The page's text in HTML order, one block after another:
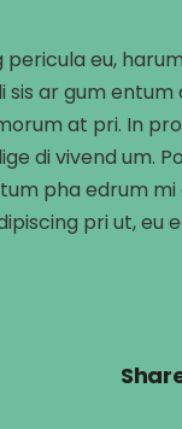
eu,
sis ar gum
at pri. In
di vivend um.
pha edrum
pri ut, eu